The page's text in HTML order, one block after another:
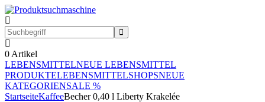
0 Artikel
LEBENSMITTELNEUE LEBENSMITTEL
PRODUKTELEBENSMITTELSHOPSNEUE
KATEGORIENSALE %
StartseiteKaffeeBecher 0,40 l Liberty Krakelée